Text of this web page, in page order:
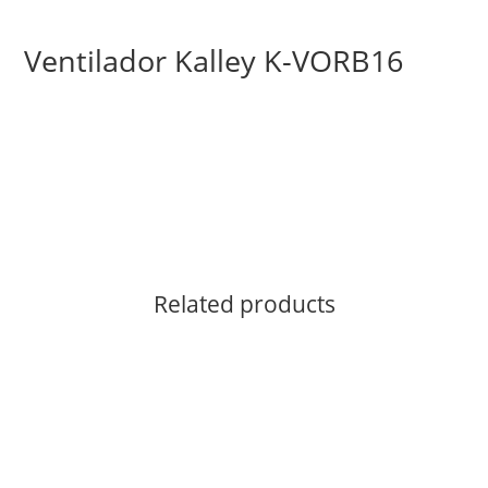
Ventilador Kalley K-VORB16
Related products